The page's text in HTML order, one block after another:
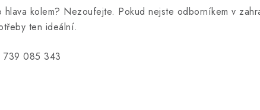
hlava kolem? Nezoufejte. Pokud nejste odborníkem v
ten ideální.
739 085 343